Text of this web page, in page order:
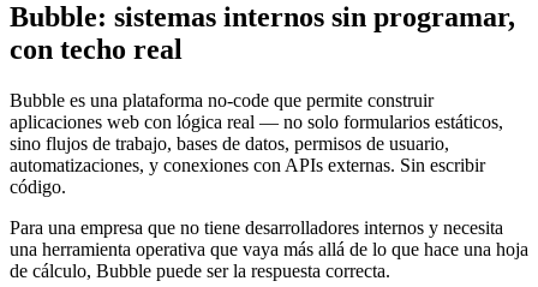
Bubble: sistemas internos sin programar,
con techo real
Bubble es una plataforma no-code que permite construir
aplicaciones web con lógica real — no solo formularios estáticos,
sino flujos de trabajo, bases de datos, permisos de usuario,
automatizaciones, y conexiones con APIs externas. Sin escribir
código.
Para una empresa que no tiene desarrolladores internos y necesita
una herramienta operativa que vaya más allá de lo que hace una hoja
de cálculo, Bubble puede ser la respuesta correcta.